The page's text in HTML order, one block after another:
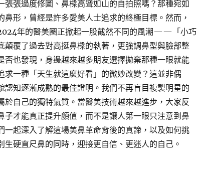
張張過度修圖、鼻樑高聳如山的自拍照嗎？那種宛如
鼻形，曾經是許多愛美人士追求的終極目標。然而，
年的醫美圈正掀起一股截然不同的風潮——「小巧
顛覆了過去對高挺鼻樑的執著，更強調鼻型與臉部整
否也發現，身邊越來越多朋友選擇拋棄那種一眼就能
求一種「天生就這麼好看」的微妙改變？這並非偶
認知逐漸成熟的最佳證明。我們不再盲目複製明星的
於自己的獨特氣質。當醫美技術越來越進步，大家反
子才能真正提升顏值，而不是讓人第一眼只注意到鼻
一起深入了解這場美鼻革命背後的真諦，以及如何挑
硬直尺鼻的同時，迎接更自信、更迷人的自己。